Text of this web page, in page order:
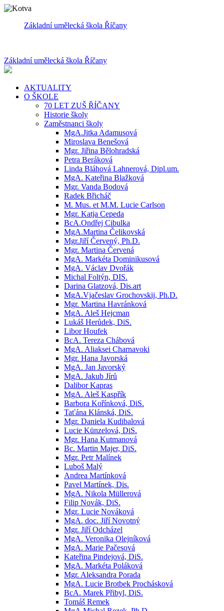
Základní umělecká škola Říčany
Základní umělecká škola Říčany
AKTUALITY
O ŠKOLE
70 LET ZUŠ ŘÍČANY
Historie školy
Zaměstnanci školy
MgA.Jitka Adamusová
Miroslava Benešová
Mgr. Jiřina Bělohradská
Petra Beráková
Linda Bláhová Lahnerová, Dipl.um.
MgA. Kateřina Blažková
Mgr. Vanda Bodová
Radek Břicháč
M. Mus. et M.M. Lucie Carlson
Mgr. Katja Cepeda
BcA.Ondřej Cibulka
MgA.Martina Čelikovská
Mgr.Jiří Červený, Ph.D.
Mgr. Martina Červená
MgA. Markéta Dominikusová
MgA. Václav Dvořák
Michal Foltýn, DIS.
Darina Glatzová, Dis.art
MgA.Vjačeslav Grochovskij, Ph.D.
Mgr. Martina Havránková
MgA. Aleš Hejcman
Lukáš Herůdek, DiS.
Libor Houfek
BcA. Tereza Chábová
MgA. Aliaksei Charnavoki
Mgr. Hana Javorská
MgA. Jan Javorský
MgA. Jakub Jírů
Dalibor Kapras
MgA. Aleš Kaspřík
Barbora Kořínková, DiS.
Taťána Klánská, DiS.
Mgr. Daniela Kudibalová
Lucie Künzelová, DiS.
Mgr. Hana Kutmanová
Bc. Martin Majer, DiS.
Mgr. Petr Malínek
Luboš Malý
Andrea Martínková
Pavel Martínek, Dis.
MgA. Nikola Müllerová
Filip Novák, DiS.
Mgr. Lucie Nováková
MgA. doc. Jiří Novotný
Mgr. Jiří Odcházel
MgA. Veronika Olejníková
MgA. Marie Pačesová
Kateřina Pindejová, DiS.
MgA. Markéta Poláková
Mgr. Aleksandra Porada
MgA. Lucie Brotbek Prochásková
BcA. Marek Přibyl, DiS.
Tomáš Remek